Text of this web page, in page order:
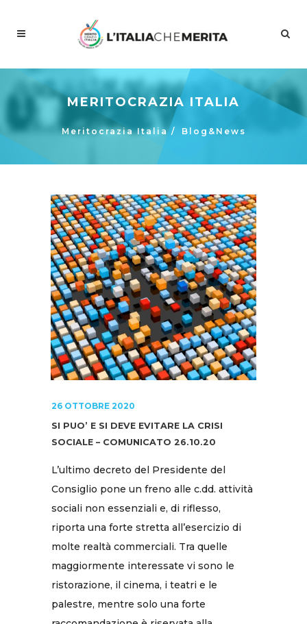
MERITOCRAZIA ITALIA
Meritocrazia Italia/ Blog&News
26 OTTOBRE 2020
SI PUO’ E SI DEVE EVITARE LA CRISI
SOCIALE – COMUNICATO 26.10.20
L’ultimo decreto del Presidente del
Consiglio pone un freno alle c.dd. attività
sociali non essenziali e, di riflesso,
riporta una forte stretta all’esercizio di
molte realtà commerciali. Tra quelle
maggiormente interessate vi sono le
ristorazione, il cinema, i teatri e le
palestre, mentre solo una forte